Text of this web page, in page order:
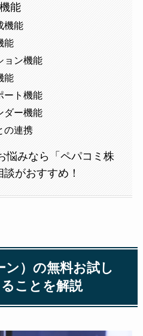
能
機能
能
ョン機能
能
ート機能
ダー機能
の連携
悩みなら「ペパコミ株
がおすすめ！
ン）の無料お試し
ことを解説